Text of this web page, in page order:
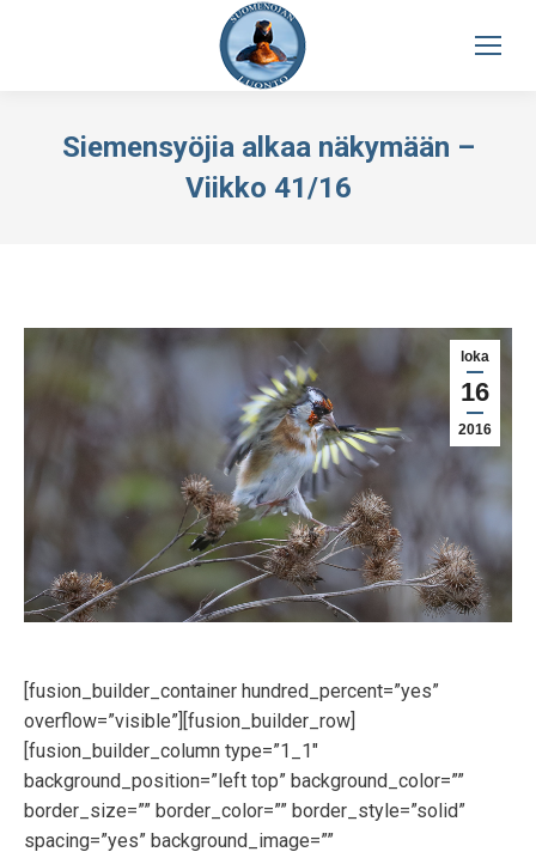
Siemensyöjia alkaa näkymään –
Viikko 41/16
loka
16
2016
[fusion_builder_container hundred_percent=”yes”
overflow=”visible”][fusion_builder_row]
[fusion_builder_column type=”1_1″
background_position=”left top” background_color=””
border_size=”” border_color=”” border_style=”solid”
spacing=”yes” background_image=””